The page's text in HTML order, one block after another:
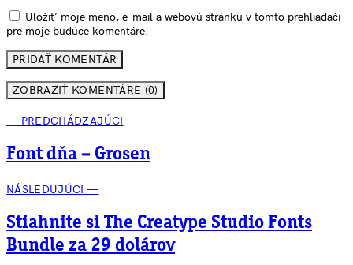
Uložiť moje meno, e-mail a webovú stránku v tomto prehliadači
pre moje budúce komentáre.
ZOBRAZIŤ KOMENTÁRE (0)
— PREDCHÁDZAJÚCI
Font dňa – Grosen
NÁSLEDUJÚCI —
Stiahnite si The Creatype Studio Fonts
Bundle za 29 dolárov